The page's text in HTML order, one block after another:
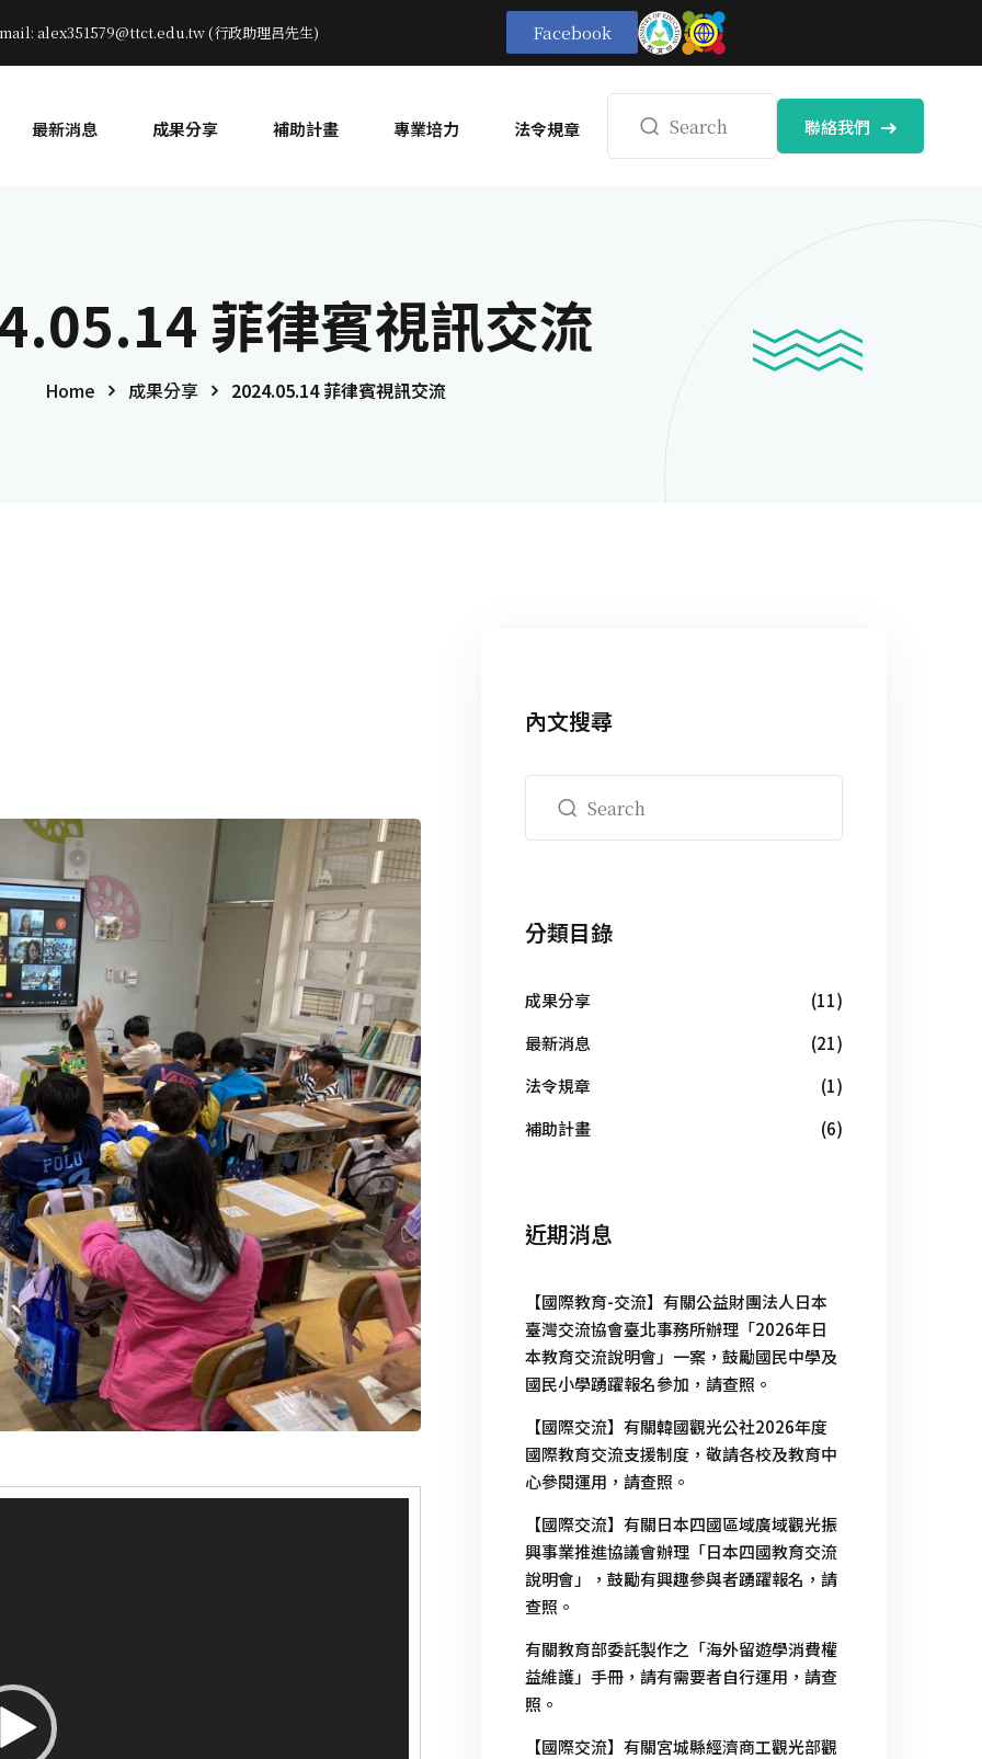
alex351579@ttct.edu.tw (行政助理呂先生) Facebook
最新消息 成果分享 補助計畫 專業培力 法令規章 聯絡我們
菲律賓視訊交流
Home 成果分享 2024.05.14 菲律賓視訊交流
內文搜尋
分類目錄
成果分享
(11)
最新消息
(21)
法令規章
(1)
補助計畫
(6)
近期消息
【國際教育-交流】有關公益財團法人日本
臺灣交流協會臺北事務所辦理「2026年日
本教育交流說明會」一案，鼓勵國民中學及
國民小學踴躍報名參加，請查照。
【國際交流】有關韓國觀光公社2026年度
國際教育交流支援制度，敬請各校及教育中
心參閱運用，請查照。
【國際交流】有關日本四國區域廣域觀光振
興事業推進協議會辦理「日本四國教育交流
說明會」，鼓勵有興趣參與者踴躍報名，請
查照。
有關教育部委託製作之「海外留遊學消費權
益維護」手冊，請有需要者自行運用，請查
照。
【國際交流】有關宮城縣經濟商工觀光部觀